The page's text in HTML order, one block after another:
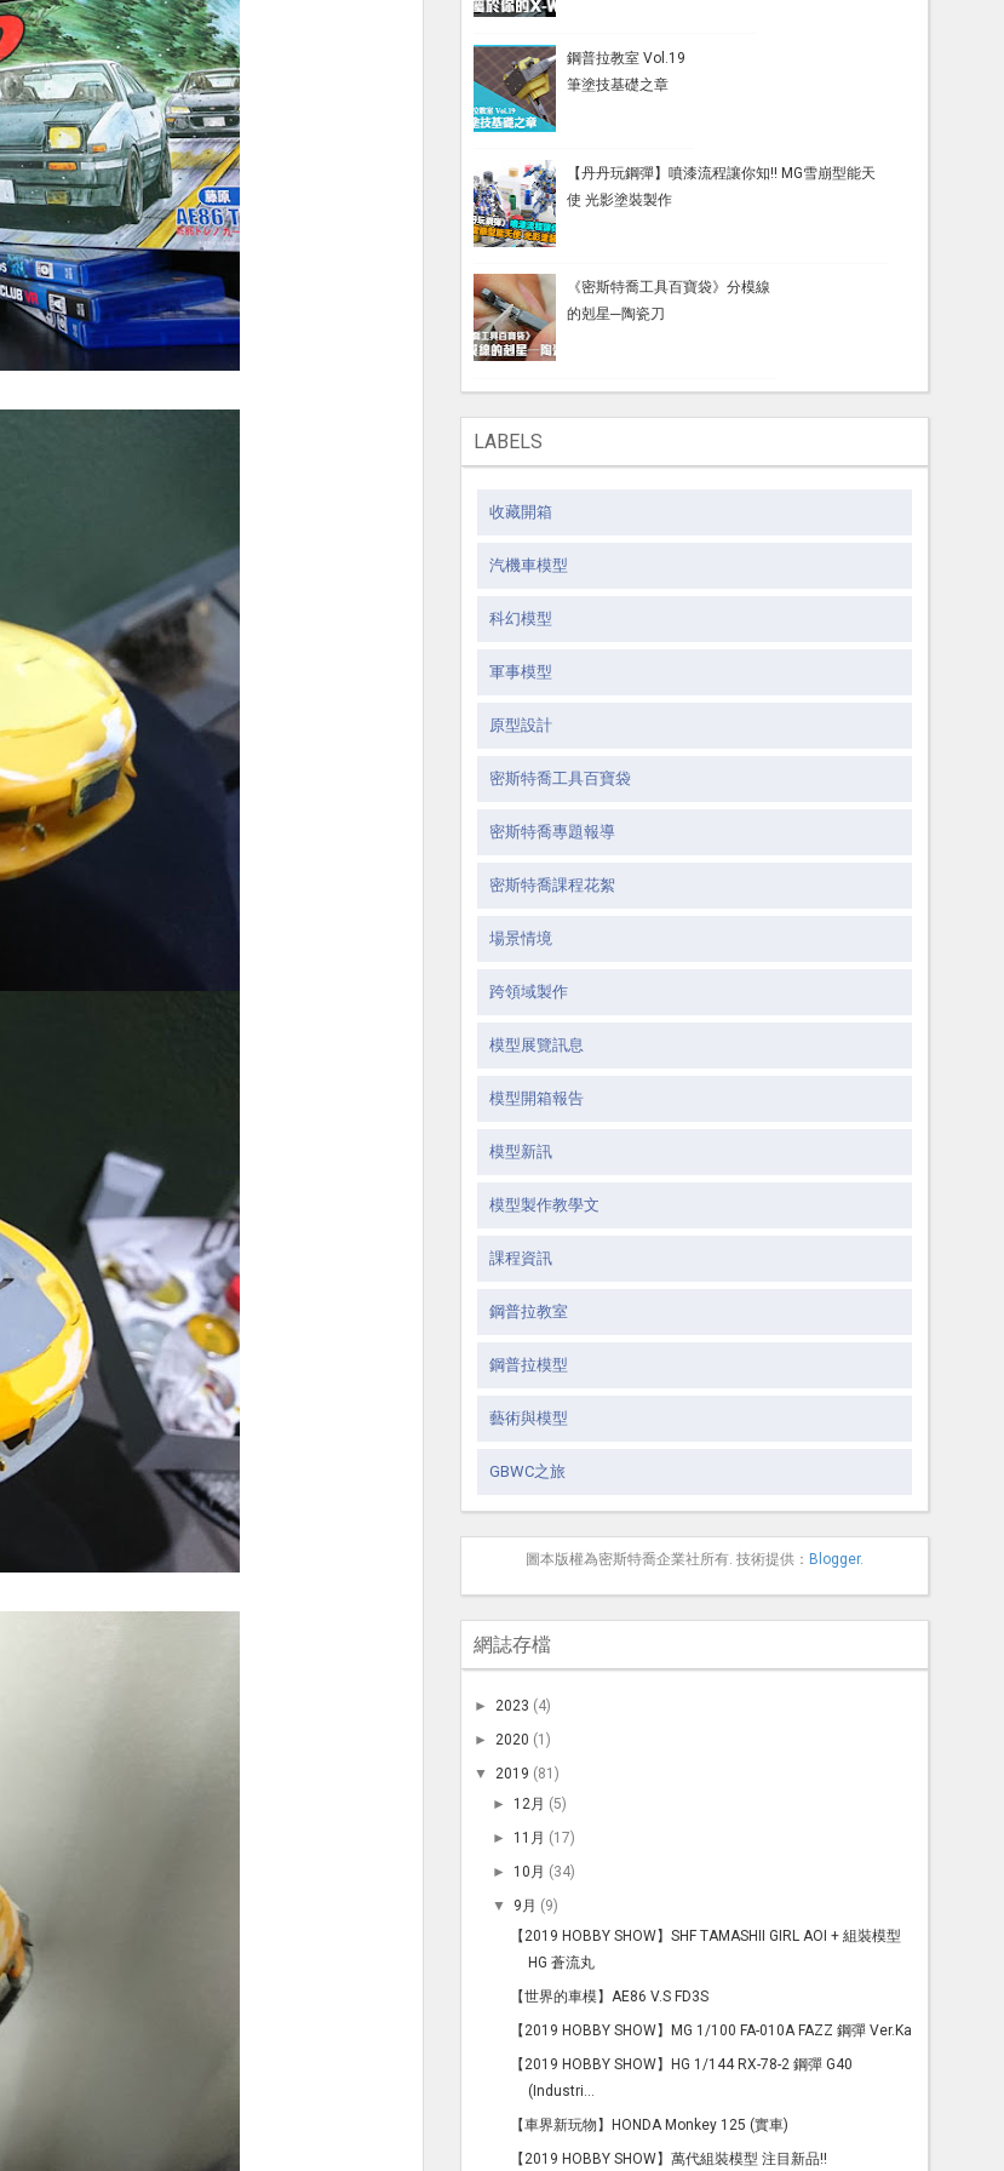
鋼普拉教室 Vol.19
筆塗技基礎之章
【丹丹玩鋼彈】噴漆流程讓你知!! MG雪崩型能天
使 光影塗裝製作
《密斯特喬工具百寶袋》分模線
的剋星─陶瓷刀
LABELS
收藏開箱
汽機車模型
科幻模型
軍事模型
原型設計
密斯特喬工具百寶袋
密斯特喬專題報導
密斯特喬課程花絮
場景情境
跨領域製作
模型展覽訊息
模型開箱報告
模型新訊
模型製作教學文
課程資訊
鋼普拉教室
鋼普拉模型
藝術與模型
GBWC之旅
圖本版權為密斯特喬企業社所有. 技術提供：Blogger.
網誌存檔
►2023 (4)
►2020 (1)
▼ 2019 (81)
► 12月 (5)
► 11月 (17)
► 10月 (34)
▼
9月 (9)
【2019 HOBBY SHOW】SHF TAMASHII GIRL AOI + 組裝模型
HG 蒼流丸
【世界的車模】AE86 V.S FD3S
【2019 HOBBY SHOW】MG 1/100 FA-010A FAZZ 鋼彈 Ver.Ka
【2019 HOBBY SHOW】HG 1/144 RX-78-2 鋼彈 G40
(Industri...
【車界新玩物】HONDA Monkey 125 (實車)
【2019 HOBBY SHOW】萬代組裝模型 注目新品!!